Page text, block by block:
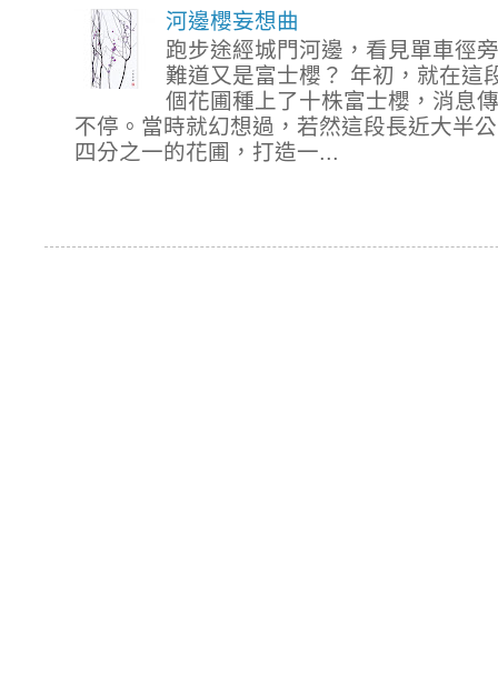
河邊櫻妄想曲
跑步途經城門河邊，看見單車徑
難道又是富士櫻？ 年初，就在這
個花圃種上了十株富士櫻，消息
不停。當時就幻想過，若然這段長近大半
四分之一的花圃，打造一...